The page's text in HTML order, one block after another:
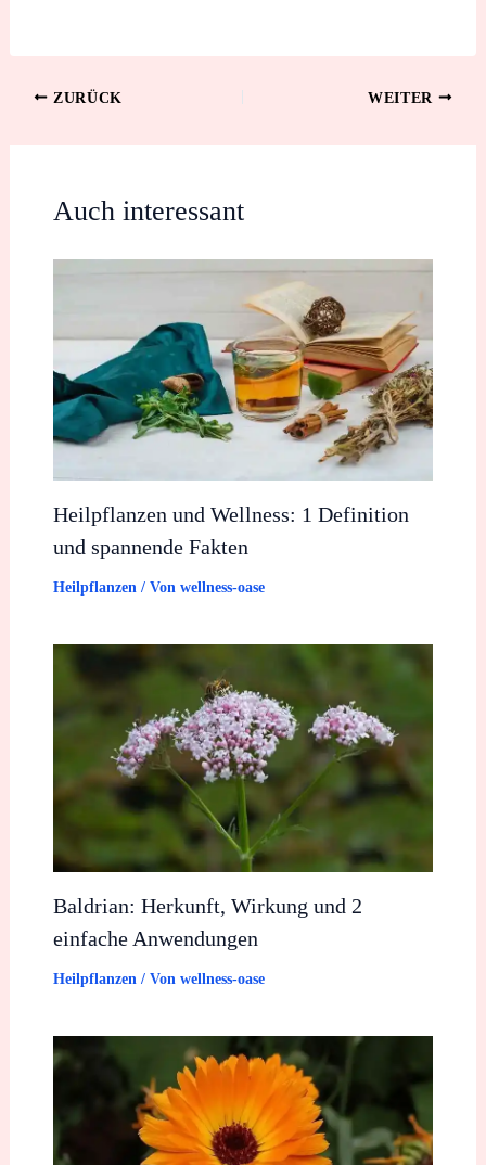
ZURÜCK WEITER
Auch interessant
Heilpflanzen und Wellness: 1 Definition
und spannende Fakten
Heilpflanzen/ Von wellness-oase
Baldrian: Herkunft, Wirkung und 2
einfache Anwendungen
Heilpflanzen/ Von wellness-oase